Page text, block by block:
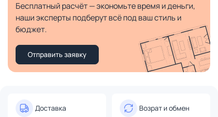
Бесплатный расчёт — экономьте время и деньги,
наши эксперты подберут всё под ваш стиль и
бюджет.
Отправить заявку
Доставка Возрат и обмен